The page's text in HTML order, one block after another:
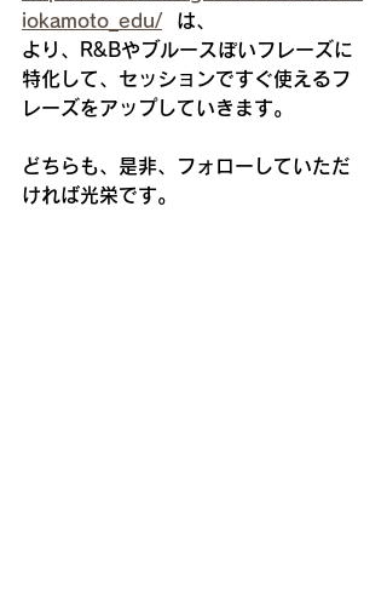
iokamoto_edu/
  は、
より、R&Bやブルースぽいフレーズに
特化して、セッションですぐ使えるフ
レーズをアップしていきます。
どちらも、是非、フォローしていただ
ければ光栄です。